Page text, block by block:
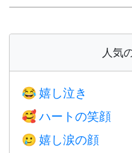
人気
😂 嬉し泣き
🥰 ハートの笑顔
🥲 嬉し涙の顔